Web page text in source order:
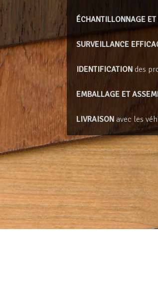
ÉCHANTILLONNAGE
SURVEILLANCE
IDENTIFICATION des
EMBALLAGE ET
LIVRAISON avec les